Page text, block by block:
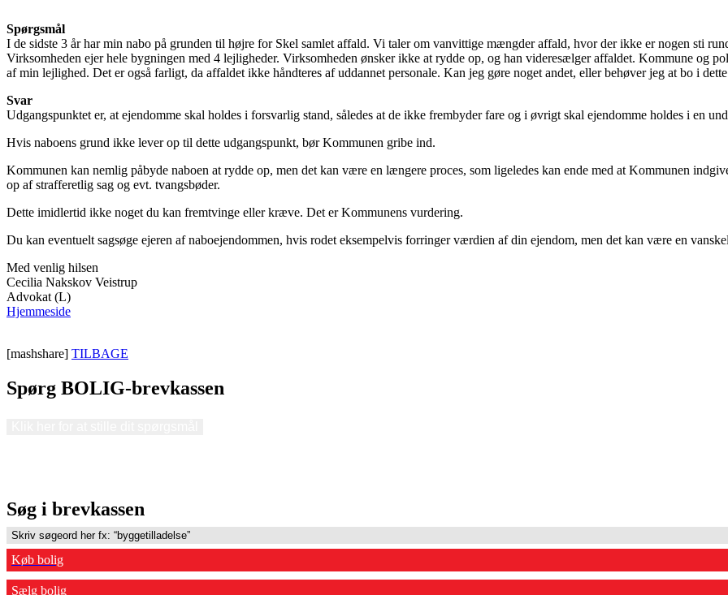
Spørgsmål
I de sidste 3 år har min nabo på grunden til højre for Skel samlet affald. Vi taler om vanvittige mængder affald, hvor der ikke er nogen sti
Virksomheden ejer hele bygningen med 4 lejligheder. Virksomheden ønsker ikke at rydde op, og han videresælger affaldet. Kommune og
af min lejlighed. Det er også farligt, da affaldet ikke håndteres af uddannet personale. Kan jeg gøre noget andet, eller behøver jeg at bo i
Svar
Udgangspunktet er, at ejendomme skal holdes i forsvarlig stand, således at de ikke frembyder fare og i øvrigt skal ejendomme holdes i en
Hvis naboens grund ikke lever op til dette udgangspunkt, bør Kommunen gribe ind.
Kommunen kan nemlig påbyde naboen at rydde op, men det kan være en længere proces, som ligeledes kan ende med at Kommunen
op af strafferetlig sag og evt. tvangsbøder.
Dette imidlertid ikke noget du kan fremtvinge eller kræve. Det er Kommunens vurdering.
Du kan eventuelt sagsøge ejeren af naboejendommen, hvis rodet eksempelvis forringer værdien af din ejendom, men det kan være en
Med venlig hilsen
Cecilia Nakskov Veistrup
Advokat (L)
Hjemmeside
[mashshare] TILBAGE
Spørg BOLIG-brevkassen
Søg i brevkassen
Køb bolig
Sælg bolig